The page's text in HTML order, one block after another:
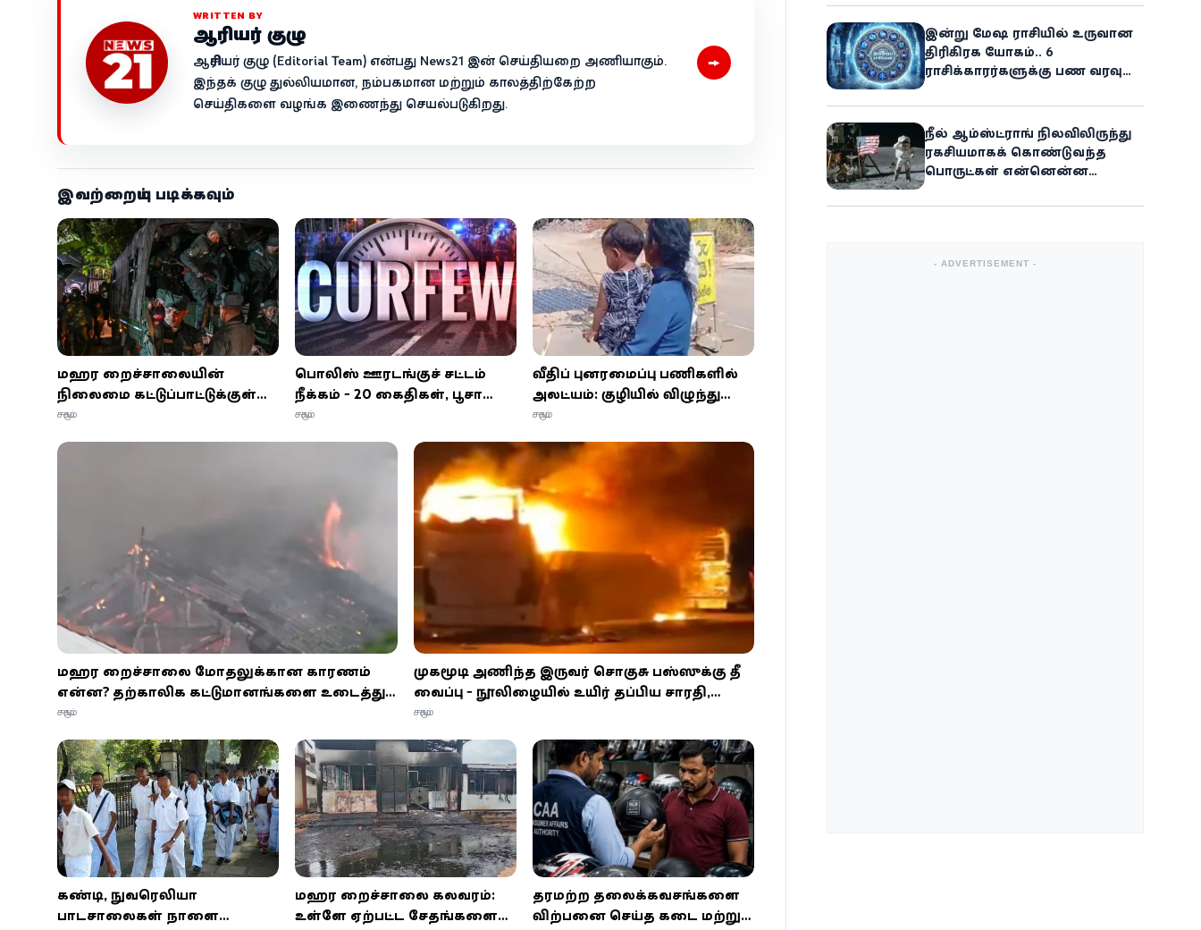
WRITTEN BY
ஆசிரியர் குழு
ஆசிரியர் குழு (Editorial Team) என்பது News21 இன் செய்தியறை அணியாகும்.
இந்தக் குழு துல்லியமான, நம்பகமான மற்றும் காலத்திற்கேற்ற
செய்திகளை வழங்க இணைந்து செயல்படுகிறது.
→
இவற்றையும் படிக்கவும்
மஹர சிறைச்சாலையின்
நிலைமை கட்டுப்பாட்டுக்குள்
கொண்டுவரப்பட்டது -
தெரிவிப்பு
சமூகம்
பொலிஸ் ஊரடங்குச் சட்டம்
நீக்கம் - 20 கைதிகள், பூசா
சிறைச்சாலைக்கு இடமாற்றம்
சமூகம்
வீதிப் புனரமைப்பு பணிகளில்
அலட்சியம்: குழியில் விழுந்து
கணவன் படுகாயம் -
சமூகம்
மஹர சிறைச்சாலை மோதலுக்கான காரணம்
என்ன? தற்காலிக கட்டுமானங்களை உடைத்து
தப்பியோட முயற்சித்த கைதிகள்!
சமூகம்
முகமூடி அணிந்த இருவர் சொகுசு பஸ்ஸுக்கு தீ
வைப்பு - நூலிழையில் உயிர் தப்பிய சாரதி,
நடத்துநர்!
சமூகம்
கண்டி, நுவரெலியா
பாடசாலைகள் நாளை
மஹர சிறைச்சாலை கலவரம்:
உள்ளே ஏற்பட்ட சேதங்களை
தரமற்ற தலைக்கவசங்களை
விற்பனை செய்த கடை மற்றும்
இன்று மேஷ ராசியில் உருவான
திரிகிரக யோகம்.. 6
ராசிக்காரர்களுக்கு பண வரவு
நீல் ஆம்ஸ்ட்ராங் நிலவிலிருந்து
ரகசியமாகக் கொண்டுவந்த
பொருட்கள் என்னென்ன
- ADVERTISEMENT -